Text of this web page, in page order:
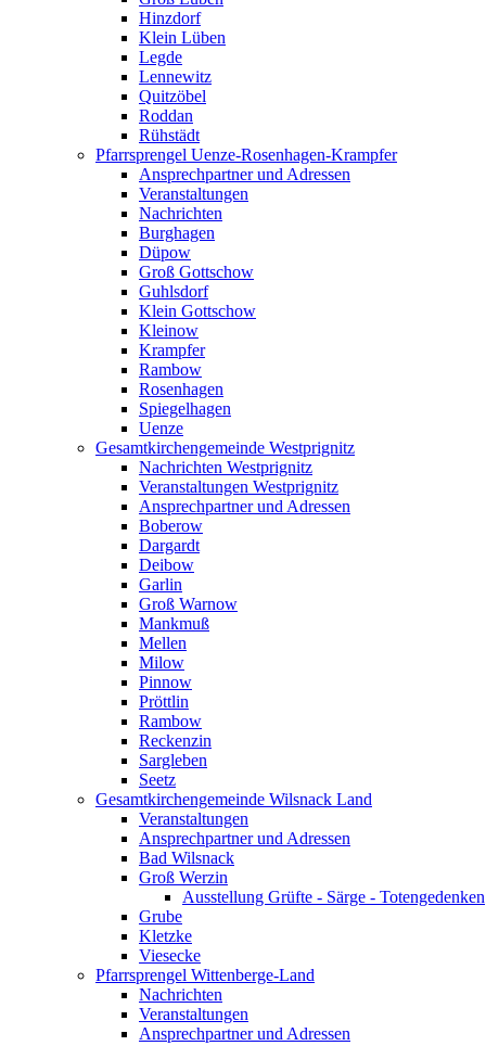
Hinzdorf
Klein Lüben
Legde
Lennewitz
Quitzöbel
Roddan
Rühstädt
Pfarrsprengel Uenze-Rosenhagen-Krampfer
Ansprechpartner und Adressen
Veranstaltungen
Nachrichten
Burghagen
Düpow
Groß Gottschow
Guhlsdorf
Klein Gottschow
Kleinow
Krampfer
Rambow
Rosenhagen
Spiegelhagen
Uenze
Gesamtkirchengemeinde Westprignitz
Nachrichten Westprignitz
Veranstaltungen Westprignitz
Ansprechpartner und Adressen
Boberow
Dargardt
Deibow
Garlin
Groß Warnow
Mankmuß
Mellen
Milow
Pinnow
Pröttlin
Rambow
Reckenzin
Sargleben
Seetz
Gesamtkirchengemeinde Wilsnack Land
Veranstaltungen
Ansprechpartner und Adressen
Bad Wilsnack
Groß Werzin
Ausstellung Grüfte - Särge - Totengedenken
Grube
Kletzke
Viesecke
Pfarrsprengel Wittenberge-Land
Nachrichten
Veranstaltungen
Ansprechpartner und Adressen